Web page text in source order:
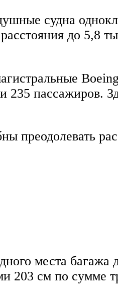
судна
до 5,8
235 пассажиров.
преодолевать
места багажа
203 см по сумме